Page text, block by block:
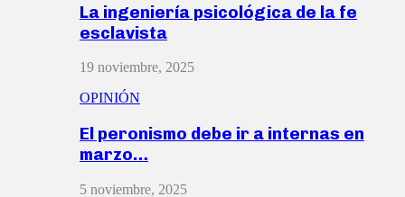
La ingeniería psicológica de la fe
esclavista
19 noviembre, 2025
OPINIÓN
El peronismo debe ir a internas en
marzo…
5 noviembre, 2025